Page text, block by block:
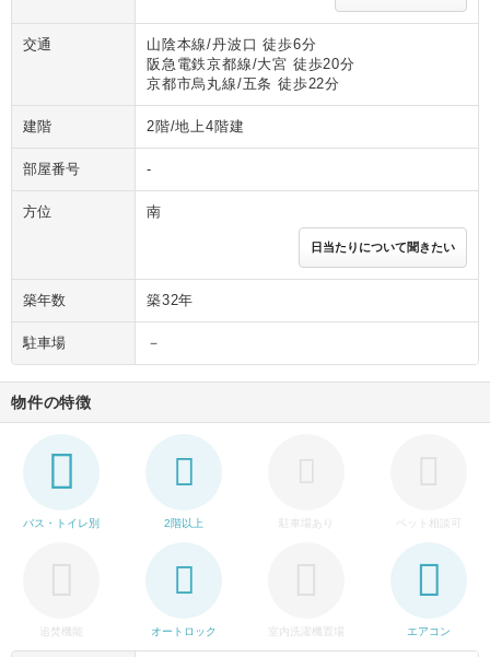
交通
山陰本線/丹波口 徒歩6分
阪急電鉄京都線/大宮 徒歩20分
京都市烏丸線/五条 徒歩22分
建階 2階/地上4階建
部屋番号 -
方位 南
日当たりについて聞きたい
築年数 築32年
駐車場 －
物件の特徴
バス・トイレ別 2階以上 駐車場あり ペット相談可
追焚機能 オートロック 室内洗濯機置場 エアコン